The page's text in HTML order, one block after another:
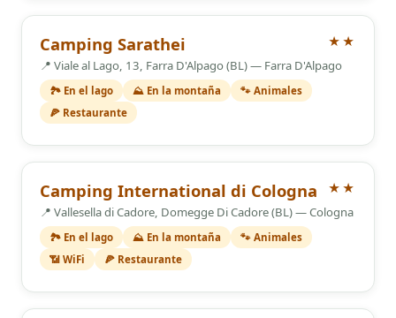
Camping Sarathei ★★
2 Estrellas
📍 Viale al Lago, 13, Farra D'Alpago (BL) — Farra D'Alpago
🏞️ En el lago ⛰️ En la montaña
🐾 Animales
🍕 Restaurante
Camping International di Cologna ★★
2 Estrellas
📍 Vallesella di Cadore, Domegge Di Cadore (BL) — Cologna
🏞️ En el lago ⛰️ En la montaña
🐾 Animales
📶 WiFi
🍕 Restaurante